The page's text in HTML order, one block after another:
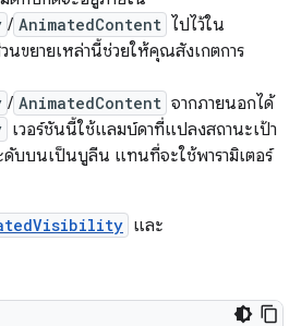
/ AnimatedContent ไปไว้ใน
นขยายเหล่านี้ช่วยให้คุณสังเกตการ
/ AnimatedContent จากภายนอกได้
เวอร์ชันนี้ใช้แลมบ์ดาที่แปลงสถานะเป้า
ดับบนเป็นบูลีน แทนที่จะใช้พารามิเตอร์
และ